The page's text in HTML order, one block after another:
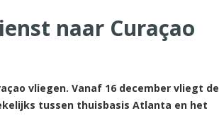
naar Curaçao
vliegen. Vanaf 16 december vliegt de
tussen thuisbasis Atlanta en het